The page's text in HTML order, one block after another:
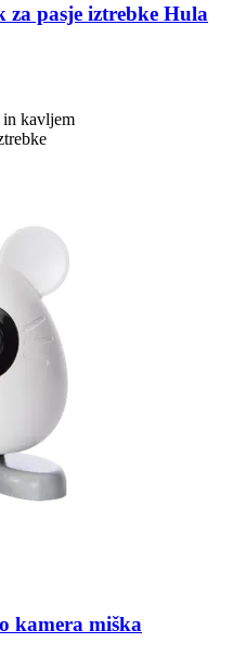
pasje iztrebke Hula
kavljem
kamera miška